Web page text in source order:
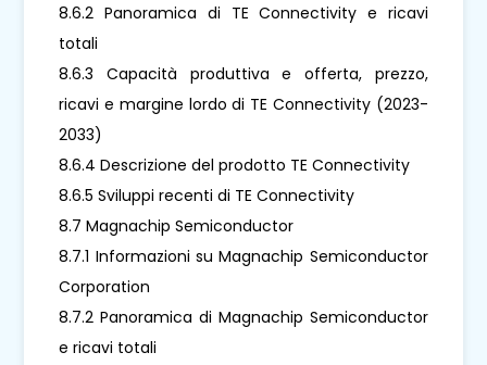
8.6.2 Panoramica di TE Connectivity e ricavi
totali
8.6.3 Capacità produttiva e offerta, prezzo,
ricavi e margine lordo di TE Connectivity (2023-
2033)
8.6.4 Descrizione del prodotto TE Connectivity
8.6.5 Sviluppi recenti di TE Connectivity
8.7 Magnachip Semiconductor
8.7.1 Informazioni su Magnachip Semiconductor
Corporation
8.7.2 Panoramica di Magnachip Semiconductor
e ricavi totali